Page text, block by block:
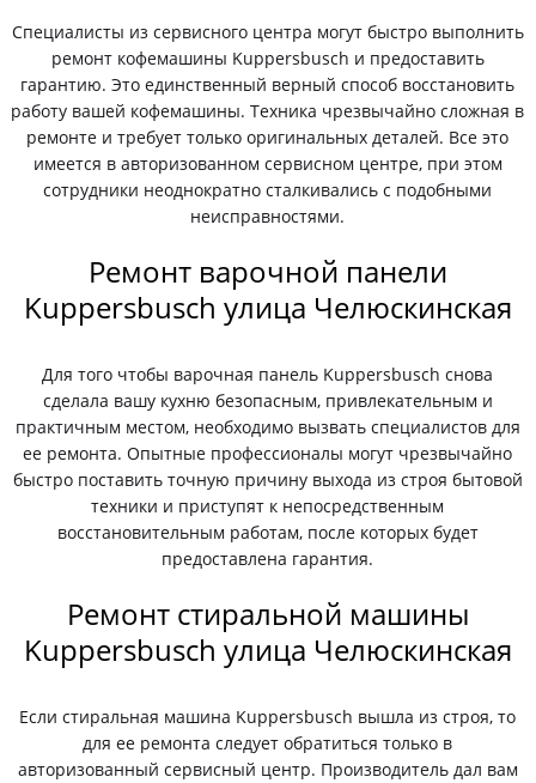
Специалисты из сервисного центра могут быстро выполнить
ремонт кофемашины Kuppersbusch и предоставить
гарантию. Это единственный верный способ восстановить
работу вашей кофемашины. Техника чрезвычайно сложная в
ремонте и требует только оригинальных деталей. Все это
имеется в авторизованном сервисном центре, при этом
сотрудники неоднократно сталкивались с подобными
неисправностями.
Ремонт варочной панели
Kuppersbusch улица Челюскинская
Для того чтобы варочная панель Kuppersbusch снова
сделала вашу кухню безопасным, привлекательным и
практичным местом, необходимо вызвать специалистов для
ее ремонта. Опытные профессионалы могут чрезвычайно
быстро поставить точную причину выхода из строя бытовой
техники и приступят к непосредственным
восстановительным работам, после которых будет
предоставлена гарантия.
Ремонт стиральной машины
Kuppersbusch улица Челюскинская
Если стиральная машина Kuppersbusch вышла из строя, то
для ее ремонта следует обратиться только в
авторизованный сервисный центр. Производитель дал вам